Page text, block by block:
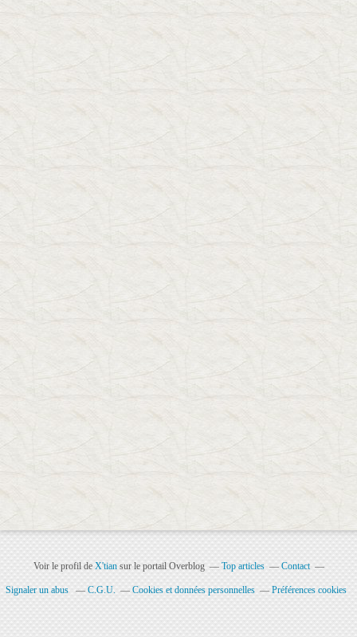
Voir le profil de X'tiansur le portail Overblog Top articles Contact
Signaler un abus C.G.U. Cookies et données personnelles Préférences cookies